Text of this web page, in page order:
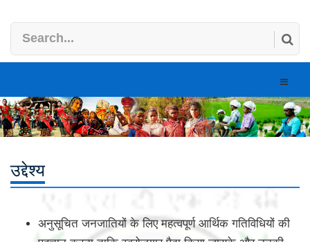
Toggle
उद्देश्य
अनुसूचित जनजातियों के लिए महत्वपूर्ण आर्थिक गतिविधियों की